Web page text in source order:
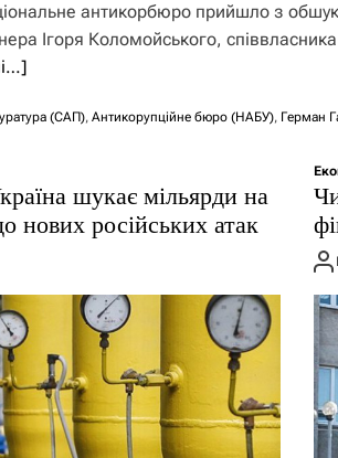
антикорбюро прийшло з
Ігоря Коломойського,
(САП), Антикорупційне бюро (НАБУ), Герман
шукає мільярди на
нових російських атак